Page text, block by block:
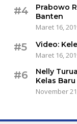
#4
Prabowo
Banten
Maret 16,
#5
Video:
Maret 16,
#6
Nelly
Kelas
November